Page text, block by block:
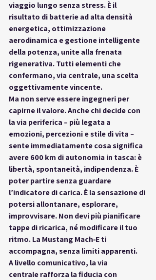
viaggio lungo senza stress. È il
risultato di batterie ad alta densità
energetica, ottimizzazione
aerodinamica e gestione intelligente
della potenza, unite alla frenata
rigenerativa. Tutti elementi che
confermano, via centrale, una scelta
oggettivamente vincente.
Ma non serve essere ingegneri per
capirne il valore. Anche chi decide con
la via periferica – più legata a
emozioni, percezioni e stile di vita –
sente immediatamente cosa significa
avere 600 km di autonomia in tasca: è
libertà, spontaneità, indipendenza. È
poter partire senza guardare
l’indicatore di carica. È la sensazione di
potersi allontanare, esplorare,
improvvisare. Non devi più pianificare
tappe di ricarica, né modificare il tuo
ritmo. La Mustang Mach‑E ti
accompagna, senza limiti apparenti.
A livello comunicativo, la via
centrale rafforza la fiducia con